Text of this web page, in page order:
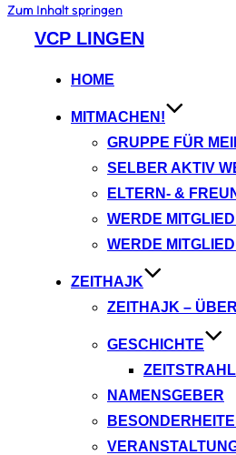
Zum Inhalt springen
VCP LINGEN
HOME
MITMACHEN!
GRUPPE FÜR
SELBER AKTIV
ELTERN- &
WERDE
WERDE
ZEITHAJK
ZEITHAJK –
GESCHICHTE
ZEITSTRAHL
NAMENSGEBER